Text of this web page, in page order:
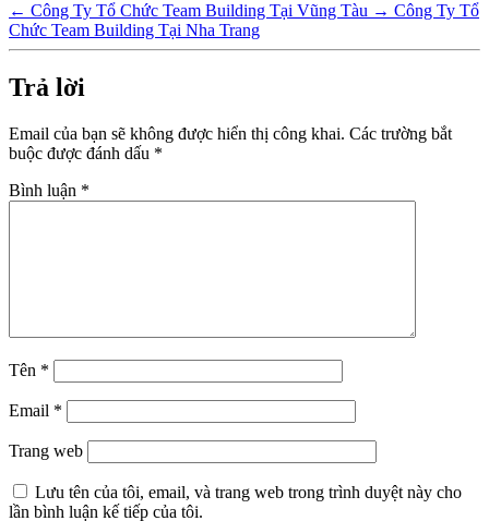
← Công Ty Tổ Chức Team Building Tại Vũng Tàu → Công Ty Tổ
Chức Team Building Tại Nha Trang
Trả lời
Email của bạn sẽ không được hiển thị công khai. Các trường bắt
buộc được đánh dấu *
Bình luận *
Tên *
Email *
Trang web
Lưu tên của tôi, email, và trang web trong trình duyệt này cho
lần bình luận kế tiếp của tôi.